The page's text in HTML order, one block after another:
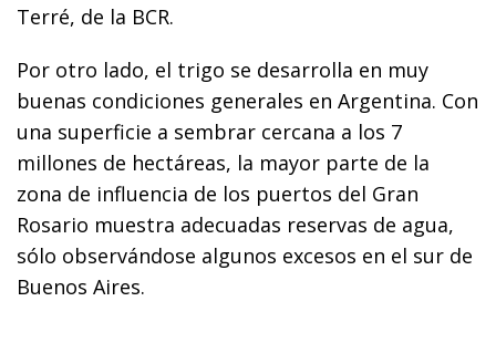
Terré, de la BCR.
Por otro lado, el trigo se desarrolla en muy
buenas condiciones generales en Argentina. Con
una superficie a sembrar cercana a los 7
millones de hectáreas, la mayor parte de la
zona de influencia de los puertos del Gran
Rosario muestra adecuadas reservas de agua,
sólo observándose algunos excesos en el sur de
Buenos Aires.